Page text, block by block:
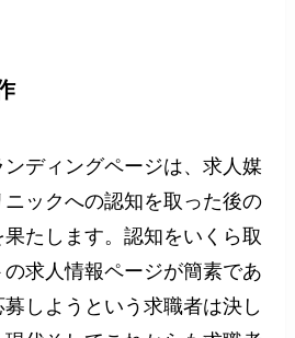
ディングページは、求人媒
ックへの認知を取った後の
果たします。認知をいくら取
求人情報ページが簡素であ
しようという求職者は決し